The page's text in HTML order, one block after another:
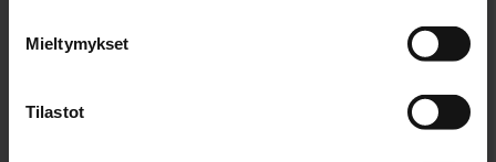
Mieltymykset
Tilastot